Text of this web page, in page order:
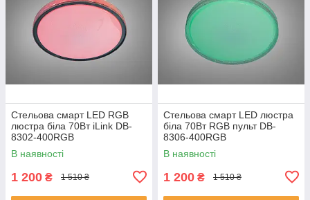
Стельова смарт LED RGB
люстра біла 70Вт iLink DB-
8302-400RGB
В наявності
1 200 ₴ 1 510 ₴
Стельова смарт LED люстра
біла 70Вт RGB пульт DB-
8306-400RGB
В наявності
1 200 ₴ 1 510 ₴